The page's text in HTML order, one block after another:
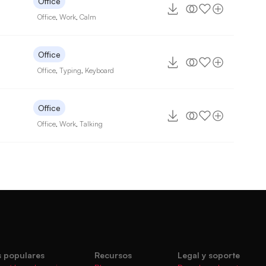
Office ,Work ,Calm
Office
Office ,Typing Keyboard
Office
Office ,Work ,Talking
populares
Recursos
Legal y soporte